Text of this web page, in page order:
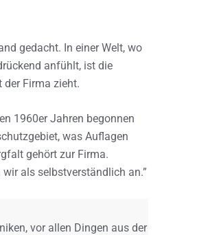
gedacht. In einer Welt, wo
anfühlt, ist die
Firma zieht.
1960er Jahren begonnen
was Auflagen
gehört zur Firma.
als selbstverständlich an.”
vor allen Dingen aus der